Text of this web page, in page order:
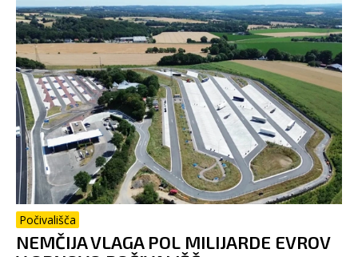
Počivališča
NEMČIJA VLAGA POL MILIJARDE EVROV